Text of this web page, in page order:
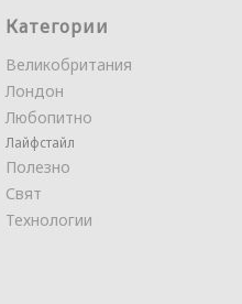
Категории
Великобритания
Лондон
Любопитно
Лайфстайл
Полезно
Свят
Технологии